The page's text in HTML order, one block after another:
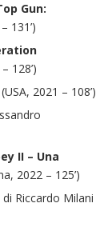
Gun:
131’)
128’)
2021 – 108’)
II – Una
2022 – 125’)
di Riccardo Milani